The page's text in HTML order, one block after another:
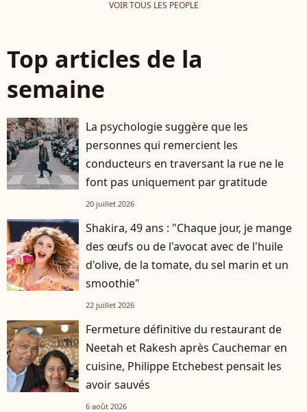
VOIR TOUS LES PEOPLE
Top articles de la
semaine
La psychologie suggère que les
personnes qui remercient les
conducteurs en traversant la rue ne le
font pas uniquement par gratitude
20 juillet 2026
Shakira, 49 ans : "Chaque jour, je mange
des œufs ou de l'avocat avec de l'huile
d'olive, de la tomate, du sel marin et un
smoothie"
22 juillet 2026
Fermeture définitive du restaurant de
Neetah et Rakesh après Cauchemar en
cuisine, Philippe Etchebest pensait les
avoir sauvés
6 août 2026